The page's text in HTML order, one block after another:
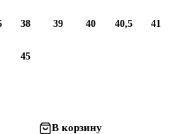
38 39 40 40,5 41
45
В корзину